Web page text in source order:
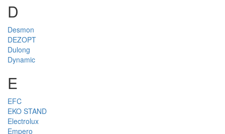
D
Desmon
DEZOPT
Dulong
Dynamic
E
EFC
EKO STAND
Electrolux
Empero